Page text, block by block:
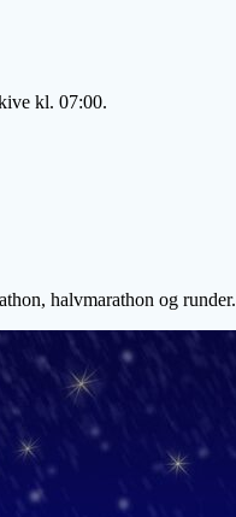
kl. 07:00.
halvmarathon og runder.